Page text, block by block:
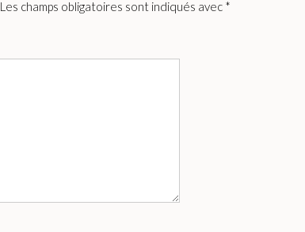
Les champs obligatoires sont indiqués avec *